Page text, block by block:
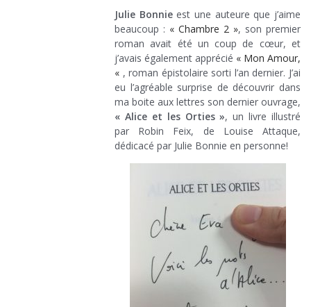
Julie Bonnieest une auteure que j’aime
beaucoup : « Chambre 2 », son premier
roman avait été un coup de cœur, et
j’avais également apprécié « Mon Amour,
« , roman épistolaire sorti l’an dernier. J’ai
eu l’agréable surprise de découvrir dans
ma boite aux lettres son dernier ouvrage,
« Alice et les Orties », un livre illustré
par Robin Feix, de Louise Attaque,
dédicacé par Julie Bonnie en personne!